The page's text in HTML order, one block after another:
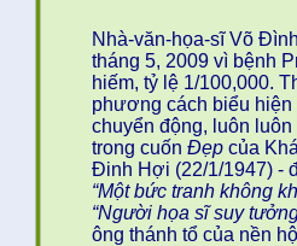
Nhà-văn-họa-sĩ Võ
tháng 5, 2009 vì bệnh
hiếm, tỷ lệ 1/100,000.
phương cách biểu
chuyển động, luôn
trong cuốnĐẹp của
Ðinh Hợi (22/1/1947) -
“Một bức tranh không
“Người họa sĩ suy
ông thánh tổ của nền